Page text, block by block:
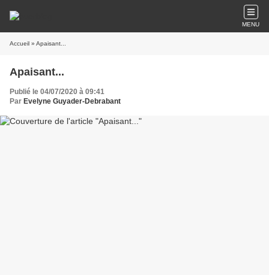
MENU
Accueil » Apaisant...
Apaisant...
Publié le 04/07/2020 à 09:41
Par Evelyne Guyader-Debrabant